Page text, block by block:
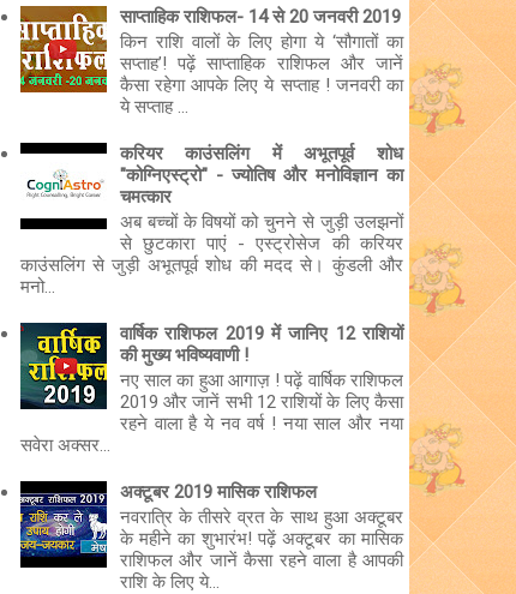
साप्ताहिक राशिफल- 14 से 20 जनवरी 2019
किन राशि वालों के लिए होगा ये ‘सौगातों का
सप्ताह’! पढ़ें साप्ताहिक राशिफल और जानें
कैसा रहेगा आपके लिए ये सप्ताह ! जनवरी का
ये सप्ताह ...
करियर काउंसलिंग में अभूतपूर्व शोध
"कोग्निएस्ट्रो" - ज्योतिष और मनोविज्ञान का
चमत्कार
अब बच्चों के विषयों को चुनने से जुड़ी उलझनों
से छुटकारा पाएं - एस्ट्रोसेज की करियर
काउंसलिंग से जुड़ी अभूतपूर्व शोध की मदद से। कुंडली और
मनो...
वार्षिक राशिफल 2019 में जानिए 12 राशियों
की मुख्य भविष्यवाणी !
नए साल का हुआ आगाज़ ! पढ़ें वार्षिक राशिफल
2019 और जानें सभी 12 राशियों के लिए कैसा
रहने वाला है ये नव वर्ष ! नया साल और नया
सवेरा अक्सर...
अक्टूबर 2019 मासिक राशिफल
नवरात्रि के तीसरे व्रत के साथ हुआ अक्टूबर
के महीने का शुभारंभ! पढ़ें अक्टूबर का मासिक
राशिफल और जानें कैसा रहने वाला है आपकी
राशि के लिए ये...